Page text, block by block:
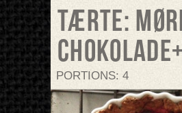
Tærte:
PORTIONS: 4